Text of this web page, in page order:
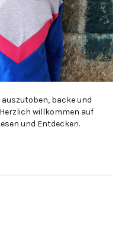
backe und
willkommen auf
und Entdecken.